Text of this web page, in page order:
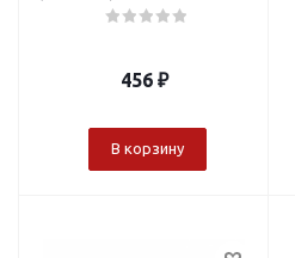
456₽
В корзину